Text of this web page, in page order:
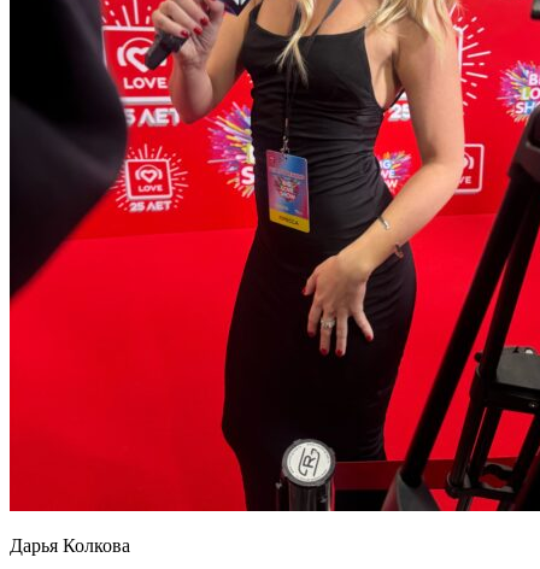
Дарья Колкова